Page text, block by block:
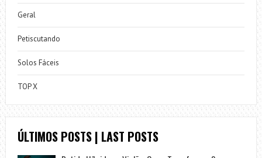
Geral
Petiscutando
Solos Fáceis
TOP X
ÚLTIMOS POSTS | LAST POSTS